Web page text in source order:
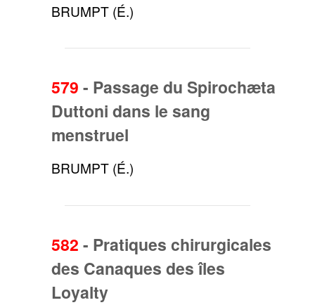
BRUMPT (É.)
579 - Passage du Spirochæta
Duttoni dans le sang
menstruel
BRUMPT (É.)
582 - Pratiques chirurgicales
des Canaques des îles
Loyalty